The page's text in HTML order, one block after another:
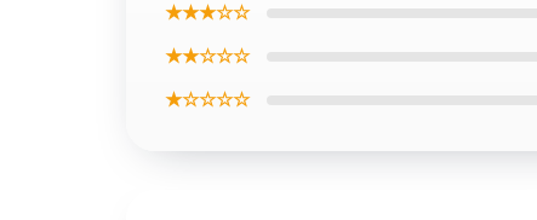
★★★☆☆
★★☆☆☆
★☆☆☆☆